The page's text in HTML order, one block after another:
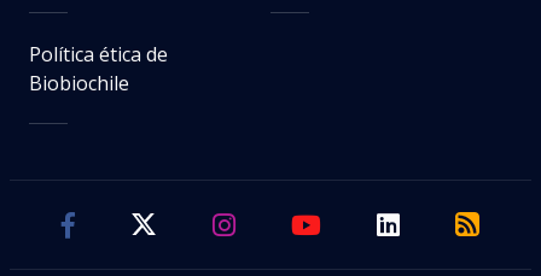
Política ética de
Biobiochile